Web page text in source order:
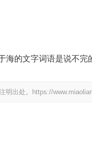
的文字词语是说不完
明出处。 https://